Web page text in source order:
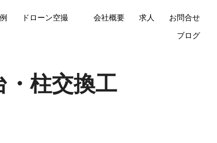
ドローン空撮 会社概要 求人
お問合せ
ブログ
柱交換工